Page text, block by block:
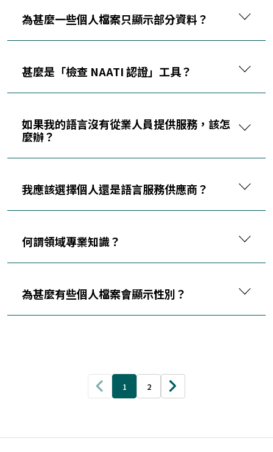
為甚麼一些個人檔案只顯示部分資料？
甚麼是「檢查 NAATI 認證」工具？
如果我的語言沒有從業人員提供服務，該怎
麼辦？
我應該選擇個人還是語言服務供應商？
何謂領域專業知識？
為甚麼有些個人檔案會顯示性別？
1 2